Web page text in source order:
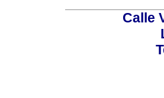
Calle